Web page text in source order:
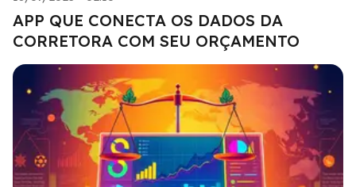
APP QUE CONECTA OS DADOS DA
CORRETORA COM SEU ORÇAMENTO